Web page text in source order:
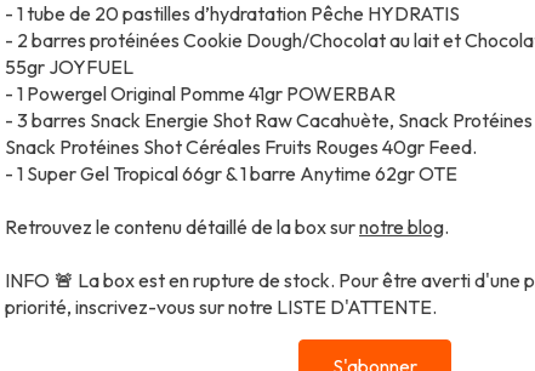
- 1 tube de 20 pastilles d’hydratation Pêche HYDRATIS
- 2 barres protéinées Cookie Dough/Chocolat au lait et
55gr JOYFUEL
- 1 Powergel Original Pomme 41gr POWERBAR
- 3 barres Snack Energie Shot Raw Cacahuète, Snack
Snack Protéines Shot Céréales Fruits Rouges 40gr Feed.
- 1 Super Gel Tropical 66gr & 1 barre Anytime 62grOTE
Retrouvez le contenu détaillé de la box surnotre blog.
INFO 🚨 La box est en rupture de stock. Pour être averti d'une
priorité, inscrivez-vous sur notre LISTE D'ATTENTE.
S'abonner